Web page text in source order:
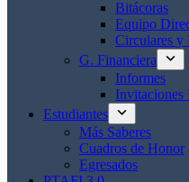
Bitácoras
Equipo
Circulares y
G. Financiera
Informes
Invitaciones
Estudiantes
Más Saberes
Cuadros de Honor
Egresados